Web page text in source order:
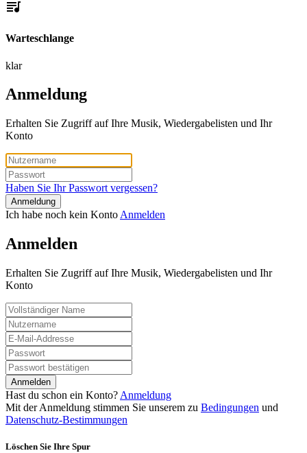
Warteschlange
klar
Anmeldung
Erhalten Sie Zugriff auf Ihre Musik, Wiedergabelisten und Ihr
Konto
Haben Sie Ihr Passwort vergessen?
Anmeldung
Ich habe noch kein Konto Anmelden
Anmelden
Erhalten Sie Zugriff auf Ihre Musik, Wiedergabelisten und Ihr
Konto
Anmelden
Hast du schon ein Konto? Anmeldung
Mit der Anmeldung stimmen Sie unserem zu Bedingungen und
Datenschutz-Bestimmungen
Löschen Sie Ihre Spur